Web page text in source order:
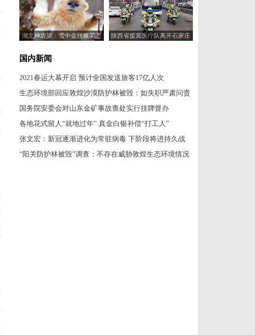
湖北神农架：雪中金丝猴萌态
陕西省援冀医疗队离开石家庄
国内新闻
2021春运大幕开启 预计全国发送旅客17亿人次
生态环境部回应敦煌沙漠防护林被毁：如失职严肃问责
国务院安委会对山东金矿事故查处实行挂牌督办
各地花式留人“就地过年” 真金白银补偿“打工人”
张文宏：新冠逐渐进化为常驻病毒 下阶段将进持久战
“阳关防护林被毁”调查：不存在威胁敦煌生态环境情况